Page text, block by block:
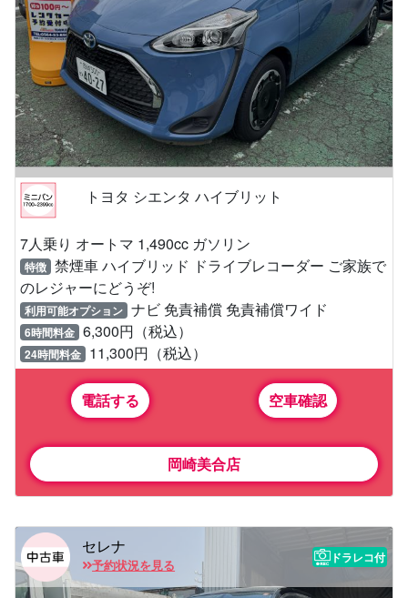
トヨタ シエンタ ハイブリット
7人乗り オートマ 1,490cc ガソリン
特徴 禁煙車 ハイブリッド ドライブレコーダー ご家族で
のレジャーにどうぞ!
利用可能オプション ナビ 免責補償 免責補償ワイド
6時間料金 6,300円（税込）
24時間料金 11,300円（税込）
電話する 空車確認
岡崎美合店
セレナ
予約状況を見る
ドラレコ付